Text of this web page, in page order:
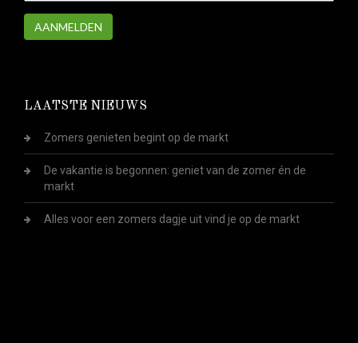
AANMELDEN
LAATSTE NIEUWS
Zomers genieten begint op de markt
De vakantie is begonnen: geniet van de zomer én de
markt
Alles voor een zomers dagje uit vind je op de markt